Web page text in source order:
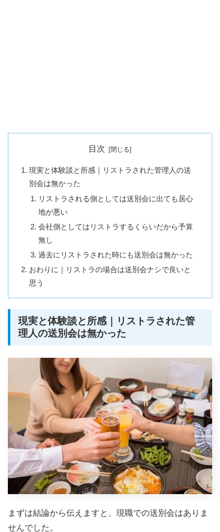
目次
現実と体験談と所感｜リストラされた管理人の送
別会は無かった
リストラされる側としては送別会に出ても居心
地が悪い
会社側としてはリストラするくらいだから予算
無し
過去にリストラされた時にも送別会は無かった
おわりに｜リストラの場合は送別会ナシで良いと
思う
現実と体験談と所感｜リストラされた管
理人の送別会は無かった
まずは結論から伝えますと、現職での送別会はありま
せんでした。